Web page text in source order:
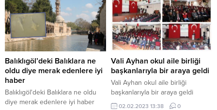
Balıklıgöl’deki Balıklara ne
oldu diye merak edenlere iyi
haber
Balıklıgöl'deki Balıklara ne oldu
diye merak edenlere iyi haber
Vali Ayhan okul aile birliği
başkanlarıyla bir araya geldi
Vali Ayhan okul aile birliği
başkanlarıyla bir araya geldi
02.02.2023 13:38 0